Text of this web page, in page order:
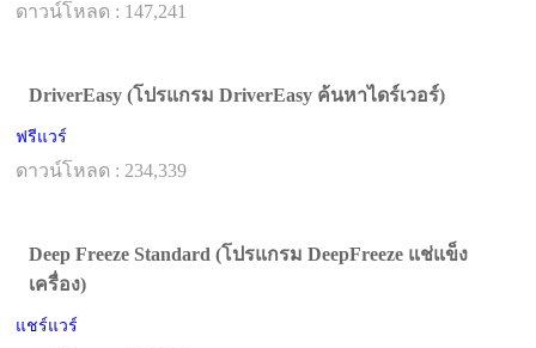
ดาวน์โหลด : 147,241
DriverEasy (โปรแกรม DriverEasy ค้นหาไดร์เวอร์)
ฟรีแวร์
ดาวน์โหลด : 234,339
Deep Freeze Standard (โปรแกรม DeepFreeze แช่แข็ง
เครื่อง)
แชร์แวร์